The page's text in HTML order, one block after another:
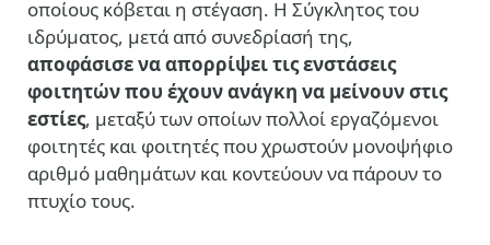
οποίους κόβεται η στέγαση. Η Σύγκλητος του
ιδρύματος, μετά από συνεδρίασή της,
αποφάσισε να απορρίψει τις ενστάσεις
φοιτητών που έχουν ανάγκη να μείνουν στις
εστίες, μεταξύ των οποίων πολλοί εργαζόμενοι
φοιτητές και φοιτητές που χρωστούν μονοψήφιο
αριθμό μαθημάτων και κοντεύουν να πάρουν το
πτυχίο τους.